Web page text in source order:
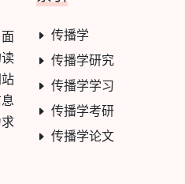
传播学
传播学研究
传播学学习
传播学考研
传播学论文